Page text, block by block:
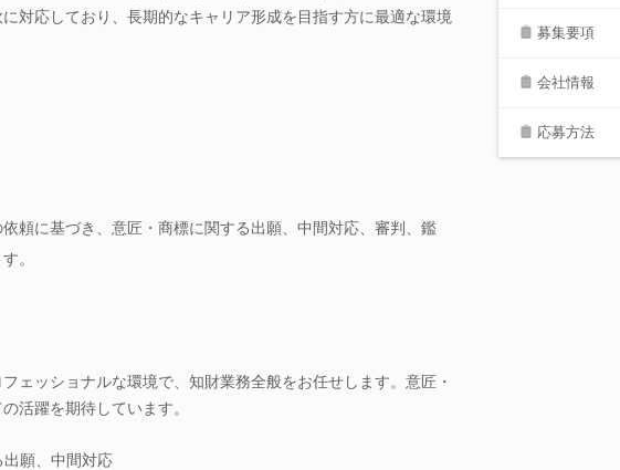
対応しており、長期的なキャリア形成を目指す方に最適な環境
頼に基づき、意匠・商標に関する出願、中間対応、審判、鑑
。
ェッショナルな環境で、知財業務全般をお任せします。意匠・
活躍を期待しています。
願、中間対応
募集要項
会社情報
応募方法